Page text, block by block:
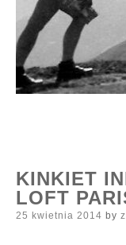
KINKIET
LOFT
Posted
25 kwietnia 2014 by